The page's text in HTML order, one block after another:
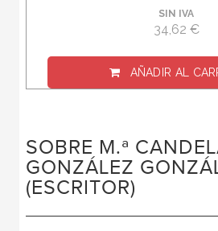
SIN IVA
34,62 €
AÑADIR AL
SOBRE M.ª
GONZÁLEZ
(ESCRITOR)